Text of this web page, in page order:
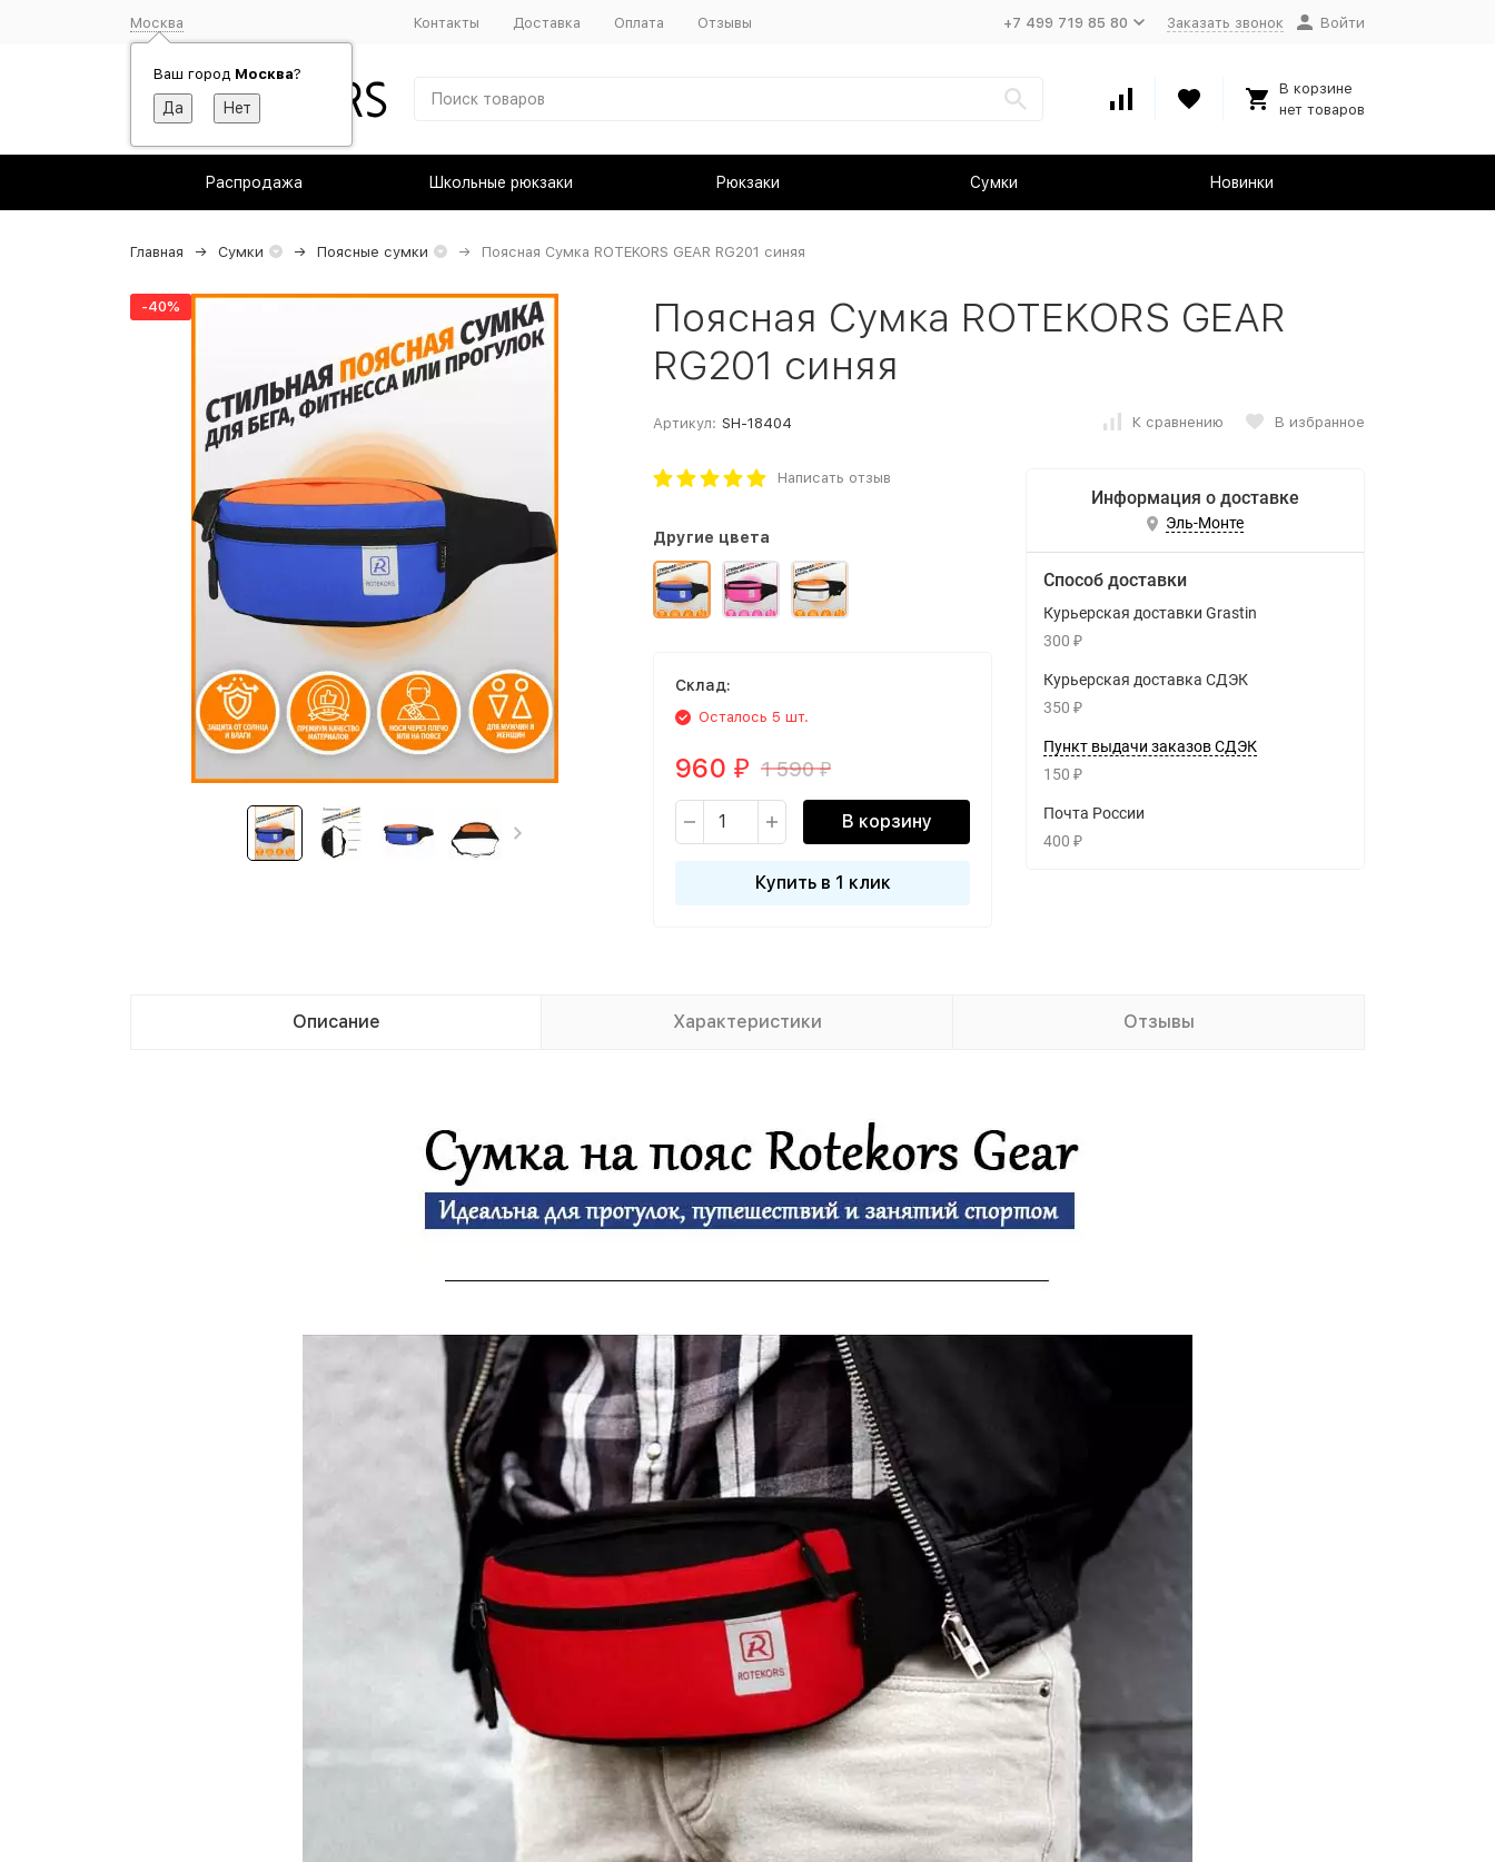
Москва
Ваш город Москва?
Контакты Доставка Оплата Отзывы +7 499 719 85 80 Заказать звонок Войти
В корзине
нет товаров
Распродажа Школьные рюкзаки Рюкзаки Сумки Новинки
Главная Сумки Поясные сумки Поясная Сумка ROTEKORS GEAR RG201 синяя
-40%
Поясная Сумка ROTEKORS GEAR
RG201 синяя
Артикул: SH-18404 К сравнению В избранное
Написать отзыв
Другие цвета
Склад:
Осталось 5 шт.
960 ₽ 1 590₽
В корзину
Купить в 1 клик
Информация о доставке
Эль-Монте
Способ доставки
Курьерская доставки Grastin
300 ₽
Курьерская доставка СДЭК
350 ₽
Пункт выдачи заказов СДЭК
150 ₽
Почта России
400 ₽
Описание Характеристики Отзывы